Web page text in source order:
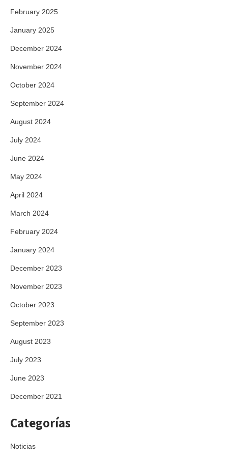
February 2025
January 2025
December 2024
November 2024
October 2024
September 2024
August 2024
July 2024
June 2024
May 2024
April 2024
March 2024
February 2024
January 2024
December 2023
November 2023
October 2023
September 2023
August 2023
July 2023
June 2023
December 2021
Categorías
Noticias